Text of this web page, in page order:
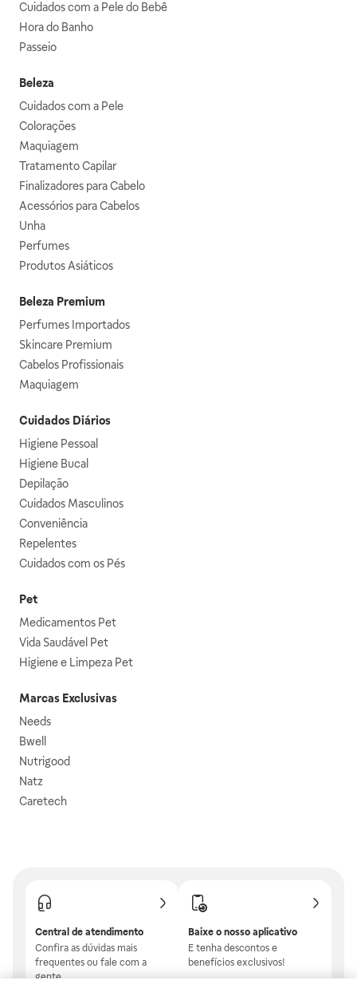
Cuidados com a Pele do Bebê
Hora do Banho
Passeio
Beleza
Cuidados com a Pele
Colorações
Maquiagem
Tratamento Capilar
Finalizadores para Cabelo
Acessórios para Cabelos
Unha
Perfumes
Produtos Asiáticos
Beleza Premium
Perfumes Importados
Skincare Premium
Cabelos Profissionais
Maquiagem
Cuidados Diários
Higiene Pessoal
Higiene Bucal
Depilação
Cuidados Masculinos
Conveniência
Repelentes
Cuidados com os Pés
Pet
Medicamentos Pet
Vida Saudável Pet
Higiene e Limpeza Pet
Marcas Exclusivas
Needs
Bwell
Nutrigood
Natz
Caretech
Central de atendimento
Confira as dúvidas mais
frequentes ou fale com a
gente.
Baixe o nosso aplicativo
E tenha descontos e
benefícios exclusivos!